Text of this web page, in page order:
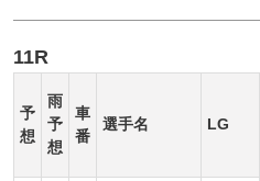
11R
予
想
雨
予
想
車
番
選手名 LG